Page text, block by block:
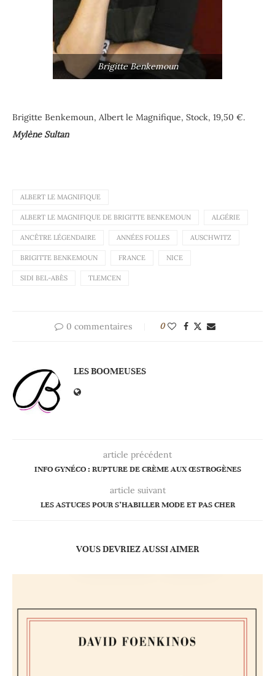
Brigitte Benkemoun
Brigitte Benkemoun, Albert le Magnifique, Stock, 19,50 €.
Mylène Sultan
ALBERT LE MAGNIFIQUE
ALBERT LE MAGNIFIQUE DE BRIGITTE BENKEMOUN ALGÉRIE
ANCÊTRE LÉGENDAIRE ANNÉES FOLLES AUSCHWITZ
BRIGITTE BENKEMOUN FRANCE NICE
SIDI BEL-ABÈS TLEMCEN
0 commentaires 0
LES BOOMEUSES
article précédent
INFO GYNÉCO : RUPTURE DE CRÈME AUX ŒSTROGÈNES
article suivant
LES ASTUCES POUR S’HABILLER MODE ET PAS CHER
VOUS DEVRIEZ AUSSI AIMER